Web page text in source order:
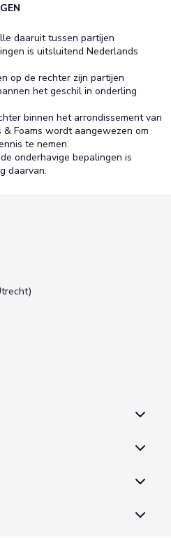
daaruit tussen partijen
is uitsluitend Nederlands
op de rechter zijn partijen
het geschil in onderling
binnen het arrondissement van
Foams wordt aangewezen om
te nemen.
onderhavige bepalingen is
daarvan.